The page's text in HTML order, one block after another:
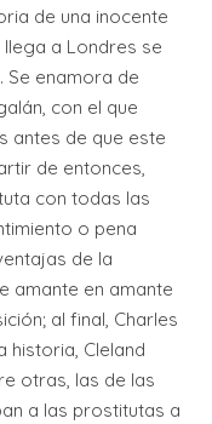
de una inocente
llega a Londres se
Se enamora de
con el que
antes de que este
de entonces,
con todas las
o pena
de la
amante en amante
al final, Charles
historia, Cleland
otras, las de las
a las prostitutas a